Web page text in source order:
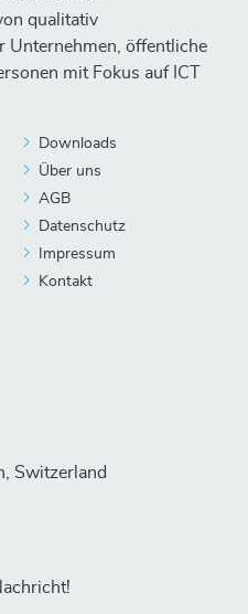
qualitativ
Unternehmen, öffentliche
mit Fokus auf ICT
Downloads
Über uns
AGB
Datenschutz
Impressum
Kontakt
Switzerland